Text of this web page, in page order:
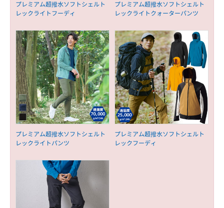
プレミアム超撥水ソフトシェルト
レックライトフーディ
プレミアム超撥水ソフトシェルト
レックライトクォーターパンツ
プレミアム超撥水ソフトシェルト
レックライトパンツ
プレミアム超撥水ソフトシェルト
レックフーディ